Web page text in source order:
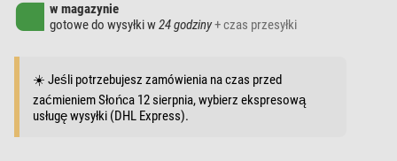
w magazynie
gotowe do wysyłki w24 godziny+ czas przesyłki
☀️ Jeśli potrzebujesz zamówienia na czas przed
zaćmieniem Słońca 12 sierpnia, wybierz ekspresową
usługę wysyłki (DHL Express).